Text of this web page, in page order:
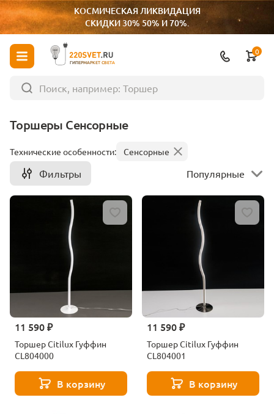
КОСМИЧЕСКАЯ ЛИКВИДАЦИЯ
СКИДКИ 30% 50% И 70%.
ГИПЕРМАРКЕТ СВЕТА
0
Торшеры Сенсорные
Технические особенности: Сенсорные
Фильтры Популярные
11 590 ₽
Торшер Citilux Гуффин
CL804000
В корзину
11 590 ₽
Торшер Citilux Гуффин
CL804001
В корзину